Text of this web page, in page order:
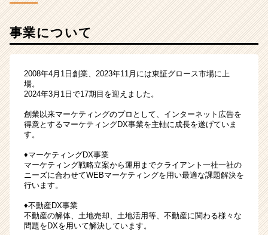
型
ン
タ
ー
／
履
歴
要
|
事業について
2008年4月1日創業、2023年11月には東証グロース市場に上
場。
2024年3月1日で17期目を迎えました。
創業以来マーケティングのプロとして、インターネット広告を
得意とするマーケティングDX事業を主軸に成長を遂げていま
す。
♦マーケティングDX事業
マーケティング戦略立案から運用までクライアント一社一社の
ニーズに合わせてWEBマーケティングを用い最適な課題解決を
行います。
♦不動産DX事業
不動産の解体、土地売却、土地活用等、不動産に関わる様々な
問題をDXを用いて解決しています。